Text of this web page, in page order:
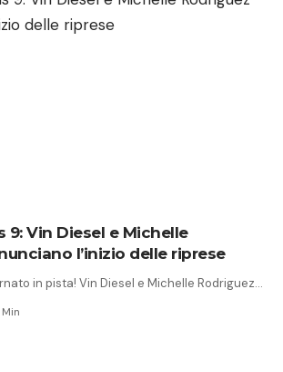
9: Vin Diesel e Michelle
l’inizio delle riprese
in pista! Vin Diesel e Michelle Rodriguez…